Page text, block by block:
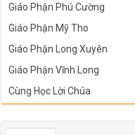
Giáo Phận Phú Cường
Giáo Phận Mỹ Tho
Giáo Phận Long Xuyên
Giáo Phận Vĩnh Long
Cùng Học Lời Chúa